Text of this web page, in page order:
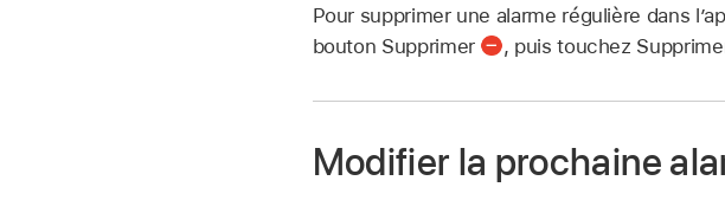
Pour supprimer une alarme régulière dans
bouton Supprimer
, puis touchez
Modifier la prochaine